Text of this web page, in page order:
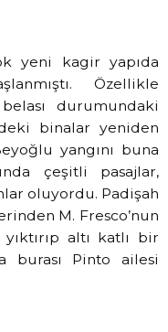
yeni kagir yapıda
Özellikle
durumundaki
binalar yeniden
yangını buna
çeşitli pasajlar,
oluyordu. Padişah
M. Fresco’nun
altı katlı bir
burası Pinto ailesi